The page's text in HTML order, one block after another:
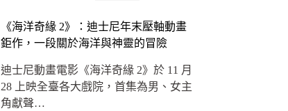
《海洋奇緣 2》：迪士尼年末壓軸動畫
鉅作，一段關於海洋與神靈的冒險
迪士尼動畫電影《海洋奇緣 2》於 11 月
28 上映全臺各大戲院，首集為男、女主
角獻聲…